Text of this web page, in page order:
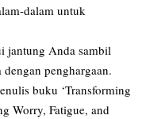
dalam untuk
jantung Anda sambil
penghargaan.
buku ‘Transforming
Worry, Fatigue, and